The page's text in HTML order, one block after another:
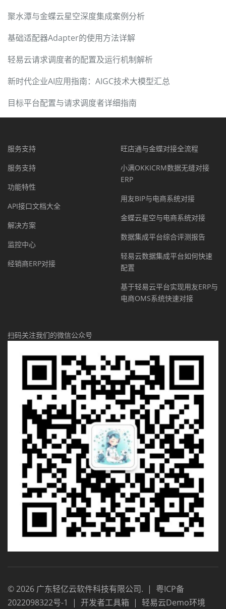
聚水潭与金蝶云星空深度集成案例分析
基础适配器Adapter的使用方法详解
轻易云请求调度者的配置及运行机制解析
新时代企业AI应用指南：AIGC技术大模型汇总
目标平台配置与请求调度者详细指南
服务支持
服务支持
功能特性
API接口文档大全
解决方案
监控中心
经销商ERP对接
旺店通与金蝶对接全流程
小满OKKICRM数据无缝对接
ERP
用友BIP与电商系统对接
金蝶云星空与电商系统对接
数据集成平台综合评测报告
轻易云数据集成平台如何快速
配置
基于轻易云平台实现用友ERP与
电商OMS系统快速对接
扫码关注我们的微信公众号
©2026 广东轻亿云软件科技有限公司. | 粤ICP备
2022098322号-1
| 开发者工具箱 | 轻易云Demo环境